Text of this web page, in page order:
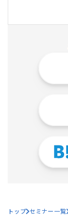
トップ セミナー一覧